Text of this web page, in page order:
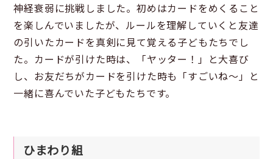
神経衰弱に挑戦しました。初めはカードをめくること
を楽しんでいましたが、ルールを理解していくと友達
の引いたカードを真剣に見て覚える子どもたちでし
た。カードが引けた時は、「ヤッター！」と大喜び
し、お友だちがカードを引けた時も「すごいね〜」と
一緒に喜んでいた子どもたちです。
ひまわり組